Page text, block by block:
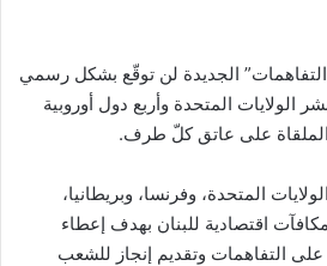
الجديدة لن توقّع بشكل رسمي
الولايات المتحدة وأربع دول أوروبية
الملقاة على عاتق كلّ طرف.
المتحدة، وفرنسا، وبريطانيا،
مكافآت اقتصادية للبنان بهدف إعطاء
على التفاهمات وتقديم إنجاز للشعب